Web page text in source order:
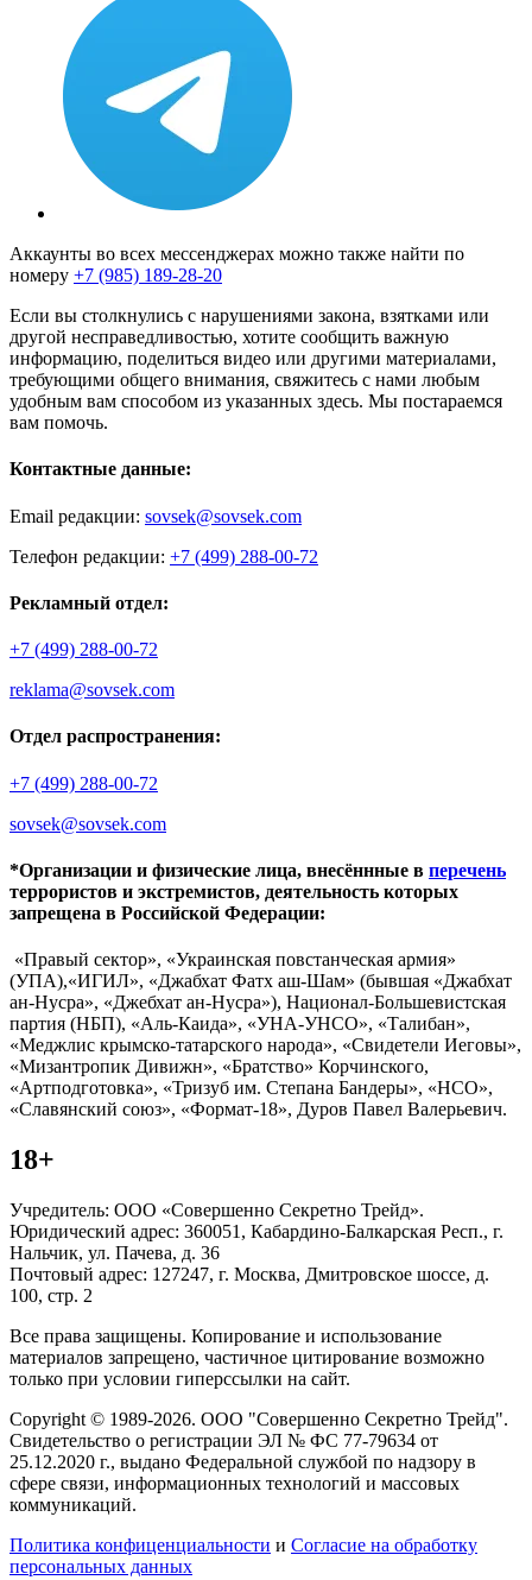
Аккаунты во всех мессенджерах можно также найти по
номеру +7 (985) 189-28-20
Если вы столкнулись с нарушениями закона, взятками или
другой несправедливостью, хотите сообщить важную
информацию, поделиться видео или другими материалами,
требующими общего внимания, свяжитесь с нами любым
удобным вам способом из указанных здесь. Мы постараемся
вам помочь.
Контактные данные:
Email редакции: sovsek@sovsek.com
Телефон редакции: +7 (499) 288-00-72
Рекламный отдел:
+7 (499) 288-00-72
reklama@sovsek.com
Отдел распространения:
+7 (499) 288-00-72
sovsek@sovsek.com
*Организации и физические лица, внесённные в перечень
террористов и экстремистов, деятельность которых
запрещена в Российской Федерации:
«Правый сектор», «Украинская повстанческая армия»
(УПА),«ИГИЛ», «Джабхат Фатх аш-Шам» (бывшая «Джабхат
ан-Нусра», «Джебхат ан-Нусра»), Национал-Большевистская
партия (НБП), «Аль-Каида», «УНА-УНСО», «Талибан»,
«Меджлис крымско-татарского народа», «Свидетели Иеговы»,
«Мизантропик Дивижн», «Братство» Корчинского,
«Артподготовка», «Тризуб им. Степана Бандеры», «НСО»,
«Славянский союз», «Формат-18», Дуров Павел Валерьевич.
18+
Учредитель: ООО «Совершенно Секретно Трейд».
Юридический адрес: 360051, Кабардино-Балкарская Респ., г.
Нальчик, ул. Пачева, д. 36
Почтовый адрес: 127247, г. Москва, Дмитровское шоссе, д.
100, стр. 2
Все права защищены. Копирование и использование
материалов запрещено, частичное цитирование возможно
только при условии гиперссылки на сайт.
Copyright © 1989-2026. ООО "Совершенно Секретно Трейд".
Свидетельство о регистрации ЭЛ № ФС 77-79634 от
25.12.2020 г., выдано Федеральной службой по надзору в
сфере связи, информационных технологий и массовых
коммуникаций.
Политика конфиценциальности и Согласие на обработку
персональных данных